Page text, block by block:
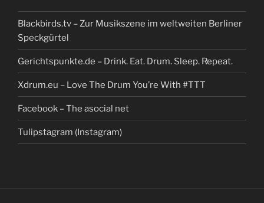
Blackbirds.tv – Zur Musikszene im weltweiten Berliner
Speckgürtel
Gerichtspunkte.de – Drink. Eat. Drum. Sleep. Repeat.
Xdrum.eu – Love The Drum You’re With #TTT
Facebook – The asocial net
Tulipstagram (Instagram)